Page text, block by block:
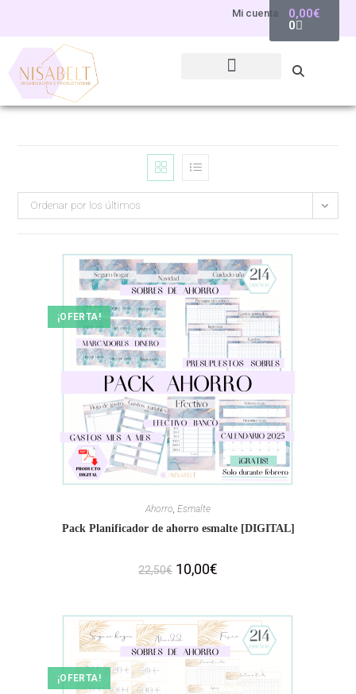
Mi cuenta 0,00€
0
Ordenar por los últimos
¡OFERTA!
Ahorro Esmalte
Pack Planificador de ahorro esmalte [DIGITAL]
22,50€ 10,00€
¡OFERTA!